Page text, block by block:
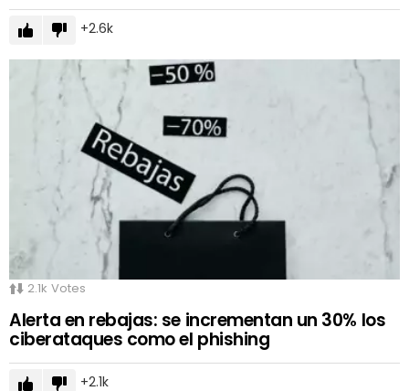
2.6k
2.1k Votes
Alerta en rebajas: se incrementan un 30% los
ciberataques como el phishing
2.1k